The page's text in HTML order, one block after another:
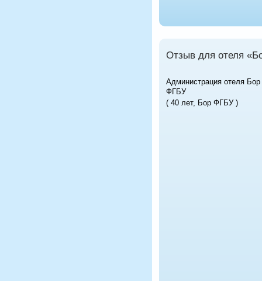
Отзыв для отеля
Администрация отеля Бор
ФГБУ
( 40 лет, Бор ФГБУ )